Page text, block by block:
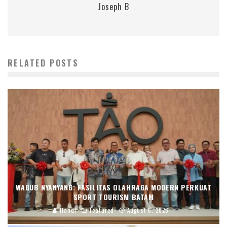
Joseph B
RELATED POSTS
WAGUB NYANYANG: FASILITAS OLAHRAGA MODERN PERKUAT
SPORT TOURISM BATAM
Handi Featured August 6, 2026